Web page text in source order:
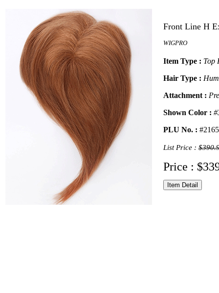
Front Line H
WIGPRO
Item Type : Top
Hair Type :
Attachment :
Shown Color :
PLU No. :
List Price :
Price :